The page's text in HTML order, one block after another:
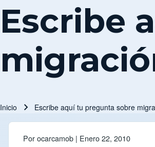
Escribe
Ruta de
Inicio Escribe aquí tu pregunta sobre
Porocarcamob | Enero 22, 2010